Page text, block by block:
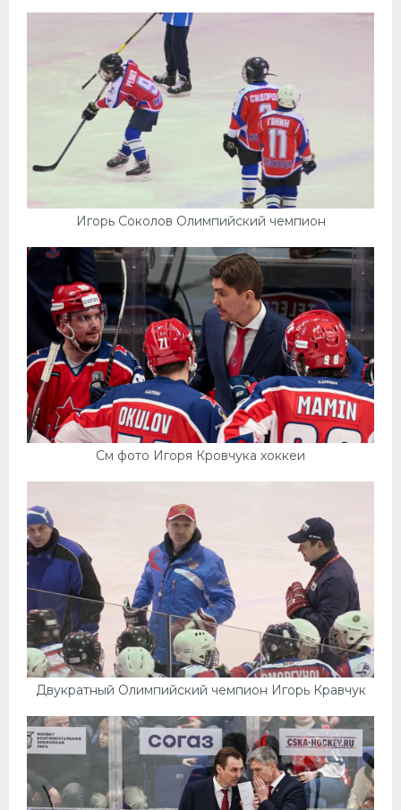
Игорь Соколов Олимпийский чемпион
См фото Игоря Кровчука хоккеи
Двукратный Олимпийский чемпион Игорь Кравчук